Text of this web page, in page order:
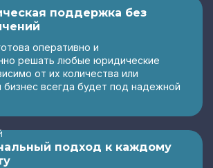
поддержка без
оперативно и
решать любые юридические
от их количества или
всегда будет под надежной
подход к каждому